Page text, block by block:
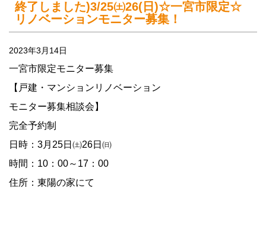
終了しました)3/25㈯26(日)☆一宮市限定☆
リノベーションモニター募集！
2023年3月14日
一宮市限定モニター募集
【戸建・マンションリノベーション
モニター募集相談会】
完全予約制
日時： 3月 25日㈯26日㈰
時間： 10 ： 00～ 17 ： 00
住所：東陽の家にて